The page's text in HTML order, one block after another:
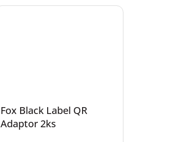
Fox Black Label QR
Adaptor 2ks